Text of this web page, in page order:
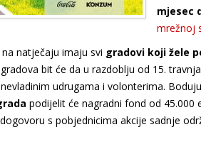
mjesec
mrežnoj
natječaju imaju svi gradovi koji žele
bit će da u razdoblju od 15.
udrugama i volonterima.
podijelit će nagradni fond od 45.000
s pobjednicima akcije sadnje